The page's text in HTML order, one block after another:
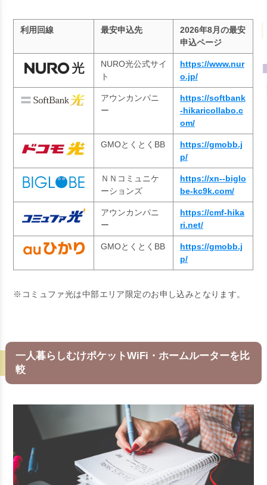
利用回線 最安申込先
2026年8月の最安
申込ページ
NURO光公式サイ
ト
https://www.nur
o.jp/
アウンカンパニ
ー
https://softbank
-hikaricollabo.c
om/
GMOとくとくBB
https://gmobb.j
p/
ＮＮコミュニケ
ーションズ
https://xn--biglo
be-kc9k.com/
アウンカンパニ
ー
https://cmf-hika
ri.net/
GMOとくとくBB
https://gmobb.j
p/
※コミュファ光は中部エリア限定のお申し込みとなります。
一人暮らしむけポケットWiFi・ホームルーターを比
較